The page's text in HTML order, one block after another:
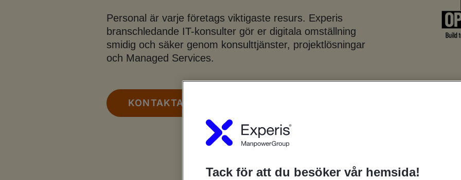
Personal är varje företags viktigaste resurs. Experis
branschledande IT-konsulter gör er digitala omställning
smidig och säker genom konsulttjänster, projektlösningar
och Managed Services.
KONTAKTA OSS
Tack för att du besöker vår hemsida!